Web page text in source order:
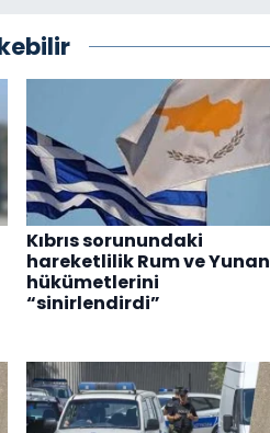
Kıbrıs sorunundaki
hareketlilik Rum ve Yunan
hükümetlerini
“sinirlendirdi”